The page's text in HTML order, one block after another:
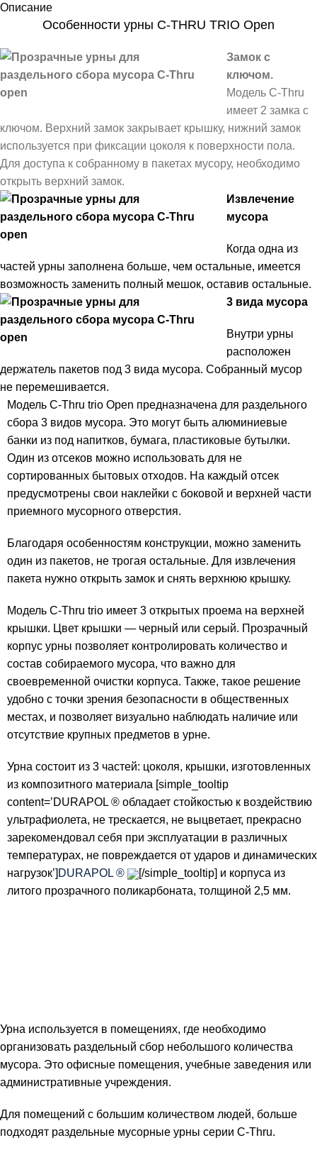
Описание
Особенности урны C-THRU TRIO Open
Замок с
ключом.
Модель C-Thru
имеет 2 замка с
ключом. Верхний замок закрывает крышку, нижний замок
используется при фиксации цоколя к поверхности пола.
Для доступа к собранному в пакетах мусору, необходимо
открыть верхний замок.
Извлечение
мусора
Когда одна из
частей урны заполнена больше, чем остальные, имеется
возможность заменить полный мешок, оставив остальные.
3 вида мусора
Внутри урны
расположен
держатель пакетов под 3 вида мусора. Собранный мусор
не перемешивается.
Модель C-Thru trio Open предназначена для раздельного
сбора 3 видов мусора. Это могут быть алюминиевые
банки из под напитков, бумага, пластиковые бутылки.
Один из отсеков можно использовать для не
сортированных бытовых отходов. На каждый отсек
предусмотрены свои наклейки с боковой и верхней части
приемного мусорного отверстия.
Благодаря особенностям конструкции, можно заменить
один из пакетов, не трогая остальные. Для извлечения
пакета нужно открыть замок и снять верхнюю крышку.
Модель C-Thru trio имеет 3 открытых проема на верхней
крышки. Цвет крышки — черный или серый. Прозрачный
корпус урны позволяет контролировать количество и
состав собираемого мусора, что важно для
своевременной очистки корпуса. Также, такое решение
удобно с точки зрения безопасности в общественных
местах, и позволяет визуально наблюдать наличие или
отсутствие крупных предметов в урне.
Урна состоит из 3 частей: цоколя, крышки, изготовленных
из композитного материала [simple_tooltip
content=’DURAPOL ® обладает стойкостью к воздействию
ультрафиолета, не трескается, не выцветает, прекрасно
зарекомендовал себя при эксплуатации в различных
температурах, не повреждается от ударов и динамических
нагрузок’] DURAPOL ®
[/simple_tooltip] и корпуса из
литого прозрачного поликарбоната, толщиной 2,5 мм.
Урна используется в помещениях, где необходимо
организовать раздельный сбор небольшого количества
мусора. Это офисные помещения, учебные заведения или
административные учреждения.
Для помещений с большим количеством людей, больше
подходят раздельные мусорные урны серии C-Thru.